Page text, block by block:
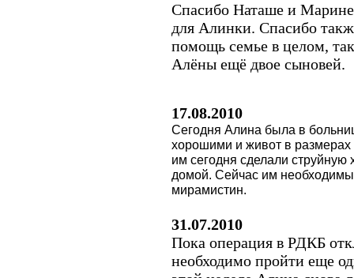
Спасибо Наташе и
для Алинки. Спасибо
помощь семье в целом,
Алёны ещё двое сыновей.
17.08.2010
Сегодня Алина была в
хорошими и живот в
им сегодня сделали
домой. Сейчас им
мирамистин.
31.07.2010
Пока операция в РДКБ
необходимо пройти еще